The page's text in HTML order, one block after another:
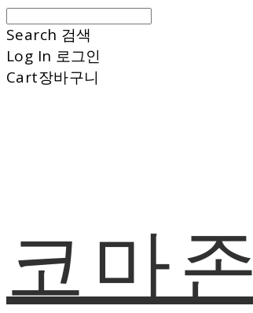
Search 검색
Log In 로그인
Cart장바구니
코마존